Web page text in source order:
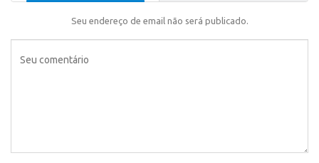
Seu endereço de email não será publicado.